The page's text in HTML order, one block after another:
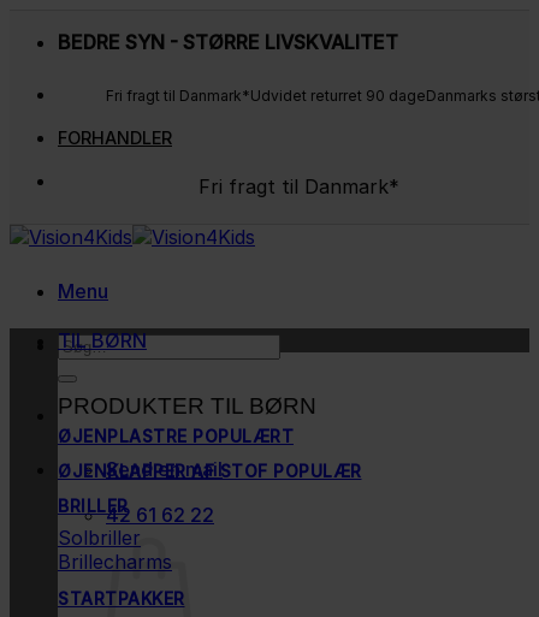
BEDRE SYN - STØRRE LIVSKVALITET
Fri fragt til Danmark*Udvidet returret 90 dageDanmarks
FORHANDLER
Fri fragt til Danmark*
Menu
Søg
Send en mail
42 61 62 22
TIL BØRN
PRODUKTER TIL BØRN
ØJENPLASTRE
ØJENKLAPPER AF STOF
BRILLER
Solbriller
Brillecharms
STARTPAKKER